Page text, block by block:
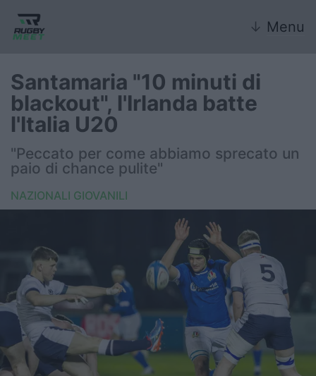
↓ Menu
Nazionale
Nazionali giovanili
FIR
Internazionale
6 Nazioni
United Rugby Championship
Top14
Premiership
Santamaria "10 minuti di
blackout", l'Irlanda batte
l'Italia U20
"Peccato per come abbiamo sprecato un
paio di chance pulite"
NAZIONALI GIOVANILI